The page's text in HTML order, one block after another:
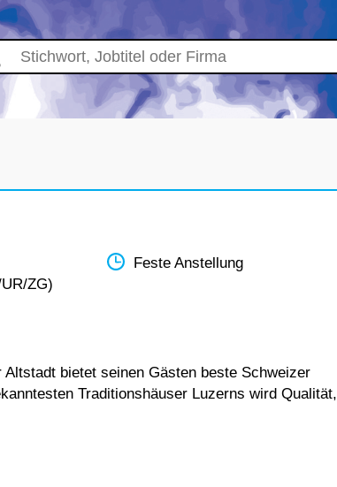
ZG)
Feste Anstellung
bietet seinen Gästen beste Schweizer
Traditionshäuser Luzerns wird Qualität,